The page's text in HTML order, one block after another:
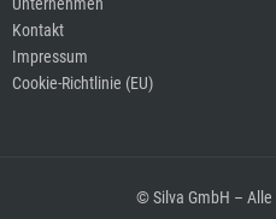
Kontakt
Impressum
Cookie-Richtlinie (EU)
© Silva GmbH – Alle